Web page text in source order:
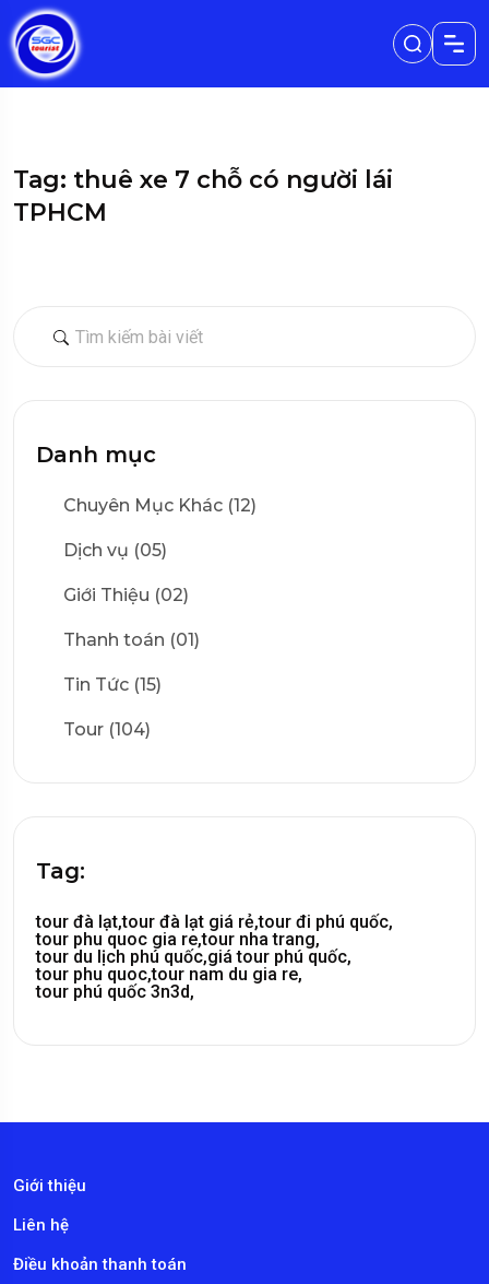
Danh mục
Chuyên Mục Khác (12)
Dịch vụ (05)
Giới Thiệu (02)
Thanh toán (01)
Tin Tức (15)
Tour (104)
Tag:
tour đà lạt,tour đà lạt giá rẻ,tour đi phú quốc,
tour phu quoc gia re,tour nha trang,
tour du lịch phú quốc,giá tour phú quốc,
tour phu quoc,tour nam du gia re,
tour phú quốc 3n3d,
Tag: thuê xe 7 chỗ có người lái
TPHCM
Giới thiệu
Liên hệ
Điều khoản thanh toán